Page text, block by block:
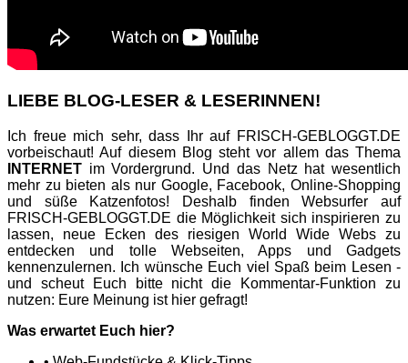
LIEBE BLOG-LESER & LESERINNEN!
Ich freue mich sehr, dass Ihr auf FRISCH-GEBLOGGT.DE
vorbeischaut! Auf diesem Blog steht vor allem das Thema
INTERNET im Vordergrund. Und das Netz hat wesentlich
mehr zu bieten als nur Google, Facebook, Online-Shopping
und süße Katzenfotos! Deshalb finden Websurfer auf
FRISCH-GEBLOGGT.DE die Möglichkeit sich inspirieren zu
lassen, neue Ecken des riesigen World Wide Webs zu
entdecken und tolle Webseiten, Apps und Gadgets
kennenzulernen. Ich wünsche Euch viel Spaß beim Lesen -
und scheut Euch bitte nicht die Kommentar-Funktion zu
nutzen: Eure Meinung ist hier gefragt!
Was erwartet Euch hier?